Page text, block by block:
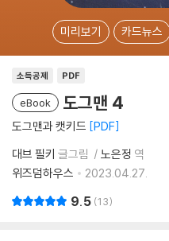
미리보기 카드뉴스
소득공제 PDF
eBook 도그맨 4
도그맨과 캣키드 PDF
대브 필키 글그림 노은정 역
위즈덤하우스
2023.04.27.
9.5 13